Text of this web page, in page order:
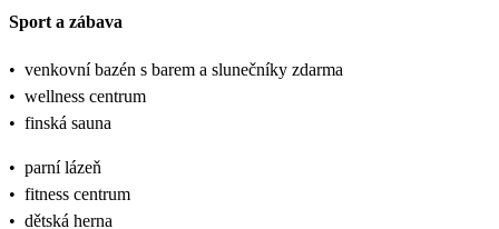
Sport a zábava
• venkovní bazén s barem a slunečníky zdarma
• wellness centrum
• finská sauna
• parní lázeň
• fitness centrum
• dětská herna